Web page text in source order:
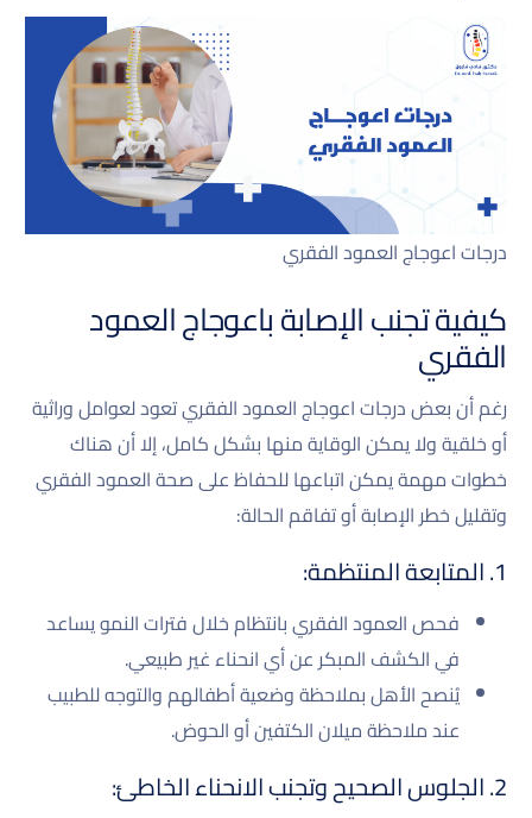
درجات اعوجاج العمود الفقري
كيفية تجنب الإصابة باعوجاج العمود
الفقري
رغم أن بعض درجات اعوجاج العمود الفقري تعود لعوامل وراثية
أو خلقية ولا يمكن الوقاية منها بشكل كامل، إلا أن هناك
خطوات مهمة يمكن اتباعها للحفاظ على صحة العمود الفقري
وتقليل خطر الإصابة أو تفاقم الحالة:
1. المتابعة المنتظمة:
فحص العمود الفقري بانتظام خلال فترات النمو يساعد
في الكشف المبكر عن أي انحناء غير طبيعي.
يُنصح الأهل بملاحظة وضعية أطفالهم والتوجه للطبيب
عند ملاحظة ميلان الكتفين أو الحوض.
2. الجلوس الصحيح وتجنب الانحناء الخاطئ: